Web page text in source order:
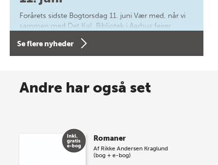
Forårets sidste Bogtorsdag 11. juni Vær med, når vi
sammen med Det Kgl. Bibliotek i Aarhus fejrer
forfatterne bag vores nyes…
Spar op til 70% til sommer-
store sommer-lagersalg, så sæt kryds i kalenderen
onsdag den 10. j…
Se flere nyheder
Andre har også set
Romaner
Af Rikke Andersen Kraglund
(bog + e-bog)